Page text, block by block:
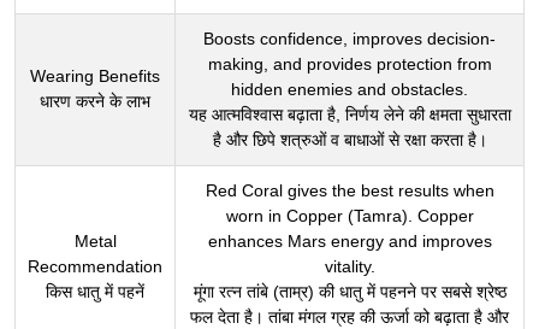
Wearing Benefits
धारण करने के लाभ
Boosts confidence, improves decision-
making, and provides protection from
hidden enemies and obstacles.
यह आत्मविश्वास बढ़ाता है, निर्णय लेने की क्षमता सुधारता
है और छिपे शत्रुओं व बाधाओं से रक्षा करता है।
Metal
Recommendation
किस धातु में पहनें
Red Coral gives the best results when
worn in Copper (Tamra). Copper
enhances Mars energy and improves
vitality.
मूंगा रत्न तांबे (ताम्र) की धातु में पहनने पर सबसे श्रेष्ठ
फल देता है। तांबा मंगल ग्रह की ऊर्जा को बढ़ाता है और